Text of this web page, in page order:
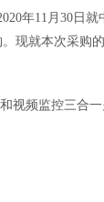
年11月30日
现就本次采购
视频监控三合一